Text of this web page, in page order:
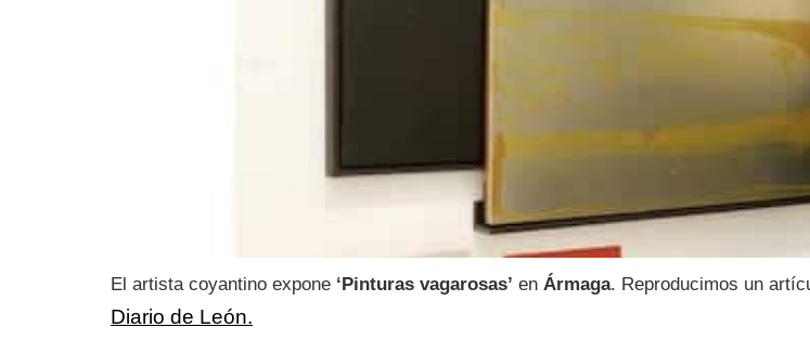
El artista coyantino expone ‘Pinturas vagarosas’ en Ármaga. Reproducimos un
Diario de León.